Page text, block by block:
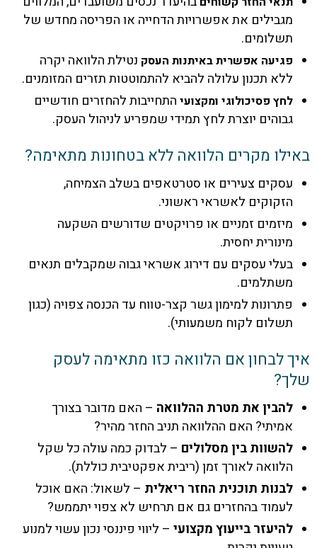
את אפשרויות הדחייה או הפריסה מחדש של
אפשרית באיתנות העסקנטילת הלוואה יקרה
תכנון עלולה להביא להתמוטטות תזרים המזומנים.
פסיכולוגי ומקצועיהתחייבות להחזרים חודשיים
יוצרת לחץ תמידי שמפריע לניהול העסק.
מקרים הלוואה ללא בטחונות מתאימה?
צעירים או סטרטאפים בשלב הצמיחה,
לאשראי ראשוני.
זמניים או פרויקטים שדורשים השקעה
יחסית.
עסקים עם דירוג אשראי גבוה שמקבלים תנאים
למימון גשר קצר-טווח עד הכנסה צפויה (כגון
לקוח משמעותי).
לבחון אם הלוואה כזו מתאימה לעסק
את מטרת ההלוואה– האם מדובר בצורך
האם ההלוואה תניב החזר מהיר?
בין מסלולים– לבדוק כמה עולה כל שקל
לאורך זמן (ריבית אפקטיבית כוללת).
תוכנית החזר ריאלית– לשאול: האם אוכל
בהחזרים גם אם תרחיש לא צפוי יתממש?
בייעוץ מקצועי– ליווי פיננסי נכון עשוי למנוע